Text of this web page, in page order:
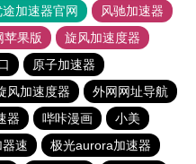
途加速器官网
风驰加速器
苹果版
旋风加速度器
原子加速器
风加速度器
外网网址导航
器 哔咔漫画
小美
速
极光aurora加速器